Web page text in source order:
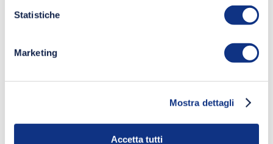
Statistiche
Marketing
Mostra dettagli
Accetta tutti